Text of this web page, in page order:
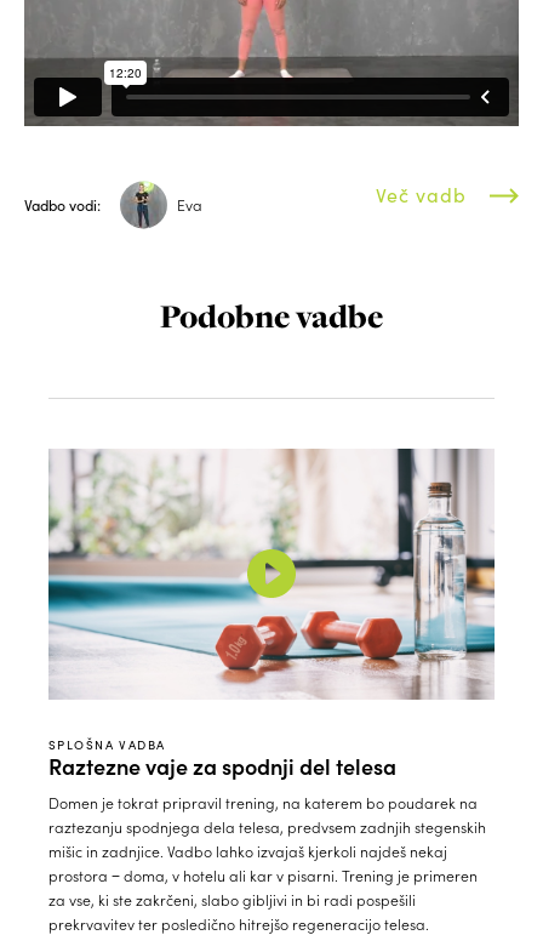
Vadbo vodi: Eva Več vadb
Podobne vadbe
SPLOŠNA VADBA
Raztezne vaje za spodnji del telesa
Domen je tokrat pripravil trening, na katerem bo poudarek na
raztezanju spodnjega dela telesa, predvsem zadnjih stegenskih
mišic in zadnjice. Vadbo lahko izvajaš kjerkoli najdeš nekaj
prostora − doma, v hotelu ali kar v pisarni. Trening je primeren
za vse, ki ste zakrčeni, slabo gibljivi in bi radi pospešili
prekrvavitev ter posledično hitrejšo regeneracijo telesa.